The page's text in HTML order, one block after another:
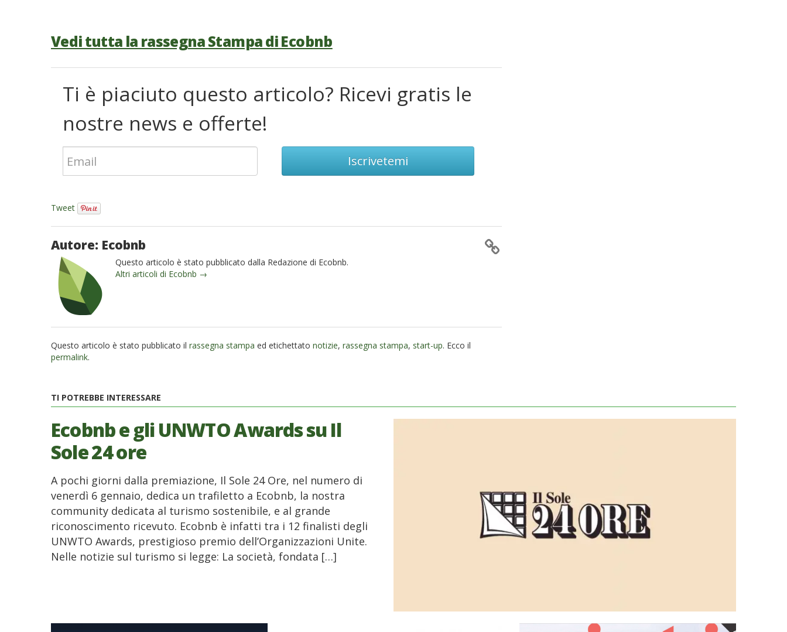
Vedi tutta la rassegna Stampa di Ecobnb
Ti è piaciuto questo articolo? Ricevi gratis le
nostre news e offerte!
Iscrivetemi
Tweet
Autore: Ecobnb
Questo articolo è stato pubblicato dalla Redazione di Ecobnb.
Altri articoli di Ecobnb →
Questo articolo è stato pubblicato il rassegna stampa ed etichettato notizie, rassegna stampa, start-up. Ecco il
permalink.
TI POTREBBE INTERESSARE
Ecobnb e gli UNWTO Awards su Il
Sole 24 ore
A pochi giorni dalla premiazione, Il Sole 24 Ore, nel numero di
venerdì 6 gennaio, dedica un trafiletto a Ecobnb, la nostra
community dedicata al turismo sostenibile, e al grande
riconoscimento ricevuto. Ecobnb è infatti tra i 12 finalisti degli
UNWTO Awards, prestigioso premio dell’Organizzazioni Unite.
Nelle notizie sul turismo si legge: La società, fondata […]